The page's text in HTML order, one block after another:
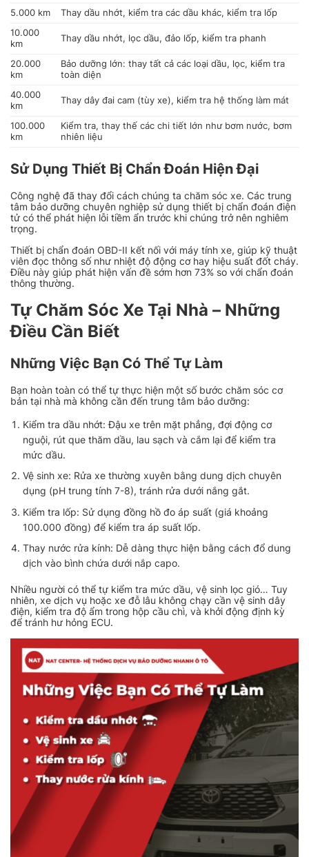
5.000 km
Thay dầu nhớt, kiểm tra các dầu khác, kiểm tra lốp
10.000
km
Thay dầu nhớt, lọc dầu, đảo lốp, kiểm tra phanh
20.000
km
Bảo dưỡng lớn: thay tất cả các loại dầu, lọc, kiểm tra
toàn diện
40.000
km
Thay dây đai cam (tùy xe), kiểm tra hệ thống làm mát
100.000
km
Kiểm tra, thay thế các chi tiết lớn như bơm nước, bơm
nhiên liệu
Sử Dụng Thiết Bị Chẩn Đoán Hiện Đại
Công nghệ đã thay đổi cách chúng ta chăm sóc xe. Các trung
tâm bảo dưỡng chuyên nghiệp sử dụng thiết bị chẩn đoán điện
tử có thể phát hiện lỗi tiềm ẩn trước khi chúng trở nên nghiêm
trọng.
Thiết bị chẩn đoán OBD-II kết nối với máy tính xe, giúp kỹ thuật
viên đọc thông số như nhiệt độ động cơ hay hiệu suất đốt cháy.
Điều này giúp phát hiện vấn đề sớm hơn 73% so với chẩn đoán
thông thường.
Tự Chăm Sóc Xe Tại Nhà – Những
Điều Cần Biết
Những Việc Bạn Có Thể Tự Làm
Bạn hoàn toàn có thể tự thực hiện một số bước chăm sóc cơ
bản tại nhà mà không cần đến trung tâm bảo dưỡng:
Kiểm tra dầu nhớt: Đậu xe trên mặt phẳng, đợi động cơ
nguội, rút que thăm dầu, lau sạch và cắm lại để kiểm tra
mức dầu.
Vệ sinh xe: Rửa xe thường xuyên bằng dung dịch chuyên
dụng (pH trung tính 7-8), tránh rửa dưới nắng gắt.
Kiểm tra lốp: Sử dụng đồng hồ đo áp suất (giá khoảng
100.000 đồng) để kiểm tra áp suất lốp.
Thay nước rửa kính: Dễ dàng thực hiện bằng cách đổ dung
dịch vào bình chứa dưới nắp capo.
Nhiều người có thể tự kiểm tra mức dầu, vệ sinh lọc gió… Tuy
nhiên, xe dịch vụ hoặc xe đỗ lâu không chạy cần vệ sinh dây
điện, kiểm tra độ ẩm trong hộp cầu chì, và khởi động định kỳ
để tránh hư hỏng ECU.